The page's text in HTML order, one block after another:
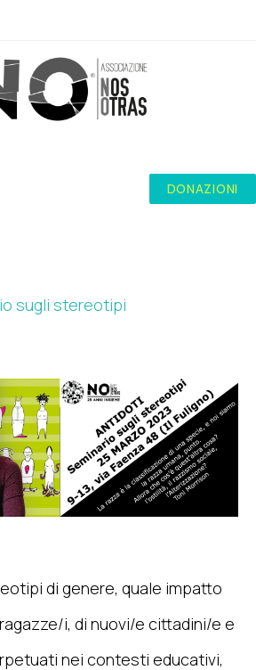
DONAZIONI
sugli stereotipi
di genere, quale impatto
i, di nuovi/e cittadini/e e
nei contesti educativi,